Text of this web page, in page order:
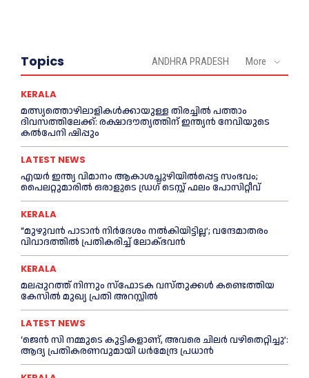
Topics ANDHRA PRADESH More
KERALA
മത്സ്യത്തൊഴിലാളികള്‍ക്കായുള്ള തിരച്ചില്‍ പത്താം
ദിവസത്തിലേക്ക്: രക്ഷാദൗത്യത്തിന് ഇന്ത്യൻ നേവിയുടെ
കല്‍പേനി ഷിപ്പും
LATEST NEWS
എയര്‍ ഇന്ത്യ വിമാനം ആകാശച്ചുഴിയില്‍പ്പെട്ട സംഭവം;
പൈലറ്റുമാരില്‍ ഒരാളുടെ ഡ്രഗ് ടെസ്റ്റ് ഫലം പോസിറ്റീവ്
KERALA
“മുഴുവൻ പാടാൻ നിര്‍ദേശം നല്‍കിയിട്ടില്ല’; വന്ദേമാതരം
വിവാദത്തില്‍ പ്രതികരിച്ച്‌ ലോക്ഭവൻ
KERALA
മലപ്പുറത്ത് നിന്നും സ്ഫോടക വസ്തുക്കള്‍ കണ്ടെത്തിയ
കേസില്‍ മുഖ‍്യ പ്രതി അറസ്റ്റില്‍
LATEST NEWS
‘ജെൻ സി നമ്മുടെ കുട്ടികളാണ്, അവരെ ചിലര്‍ വഴിതെറ്റിച്ചു’:
ആദ്യ പ്രതികരണവുമായി ധര്‍മേന്ദ്ര പ്രധാൻ